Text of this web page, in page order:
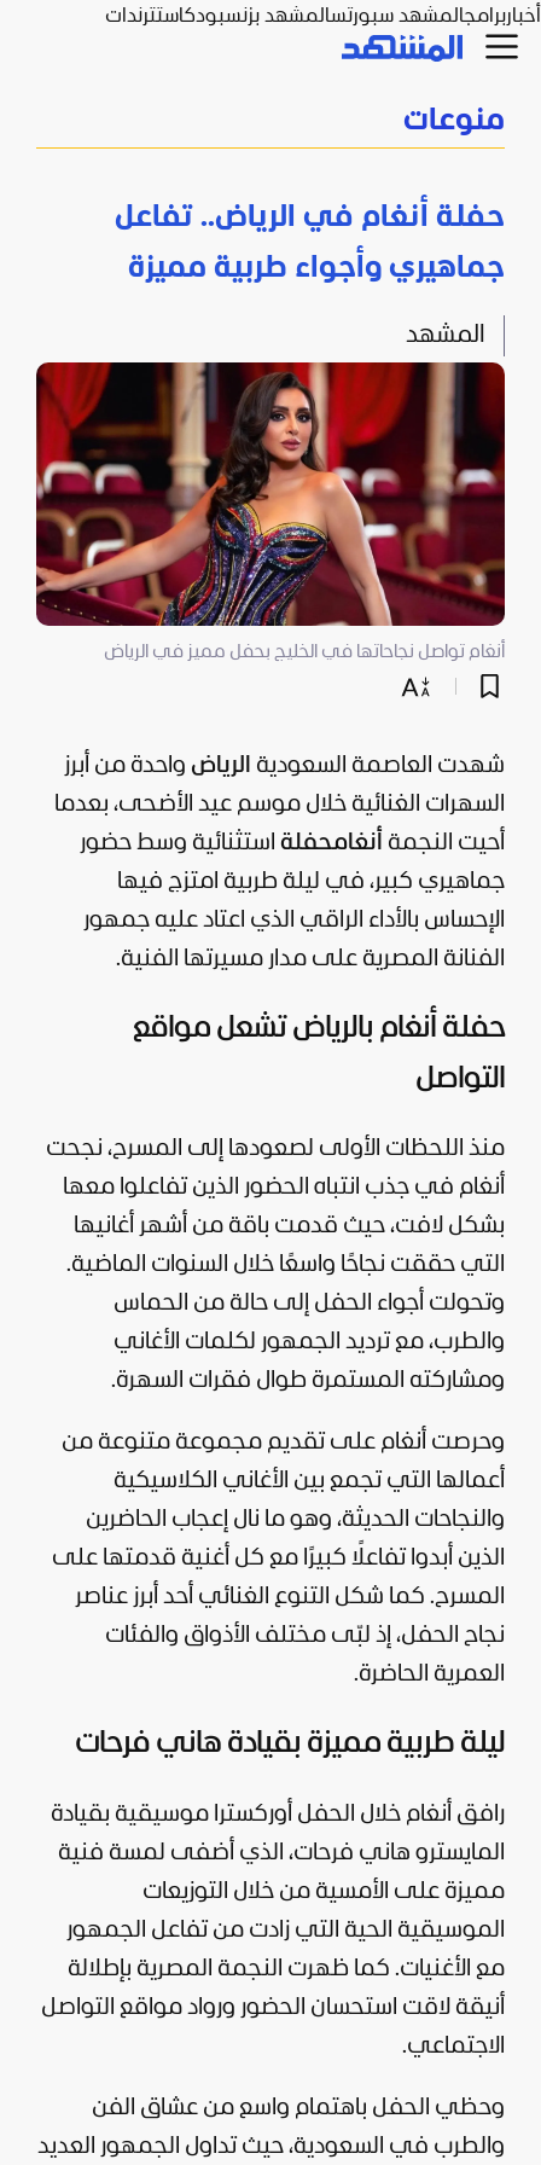
أخباربرامجالمشهد سبورتسالمشهد بزنسبودكاستترندات
منوعات
حفلة أنغام في الرياض.. تفاعل
جماهيري وأجواء طربية مميزة
المشهد
أنغام تواصل نجاحاتها في الخليج بحفل مميز في الرياض
شهدت العاصمة السعودية الرياض واحدة من أبرز
السهرات الغنائية خلال موسم عيد الأضحى، بعدما
أحيت النجمة
أنغامحفلة استثنائية وسط حضور
جماهيري كبير، في ليلة طربية امتزج فيها
الإحساس بالأداء الراقي الذي اعتاد عليه جمهور
الفنانة المصرية على مدار مسيرتها الفنية.
حفلة أنغام بالرياض تشعل مواقع
التواصل
منذ اللحظات الأولى لصعودها إلى المسرح، نجحت
أنغام في جذب انتباه الحضور الذين تفاعلوا معها
بشكل لافت، حيث قدمت باقة من أشهر أغانيها
التي حققت نجاحًا واسعًا خلال السنوات الماضية.
وتحولت أجواء الحفل إلى حالة من الحماس
والطرب، مع ترديد الجمهور لكلمات الأغاني
ومشاركته المستمرة طوال فقرات السهرة.
وحرصت أنغام على تقديم مجموعة متنوعة من
أعمالها التي تجمع بين الأغاني الكلاسيكية
والنجاحات الحديثة، وهو ما نال إعجاب الحاضرين
الذين أبدوا تفاعلًا كبيرًا مع كل أغنية قدمتها على
المسرح. كما شكل التنوع الغنائي أحد أبرز عناصر
نجاح الحفل، إذ لبّى مختلف الأذواق والفئات
العمرية الحاضرة.
ليلة طربية مميزة بقيادة هاني فرحات
رافق أنغام خلال الحفل أوركسترا موسيقية بقيادة
المايسترو هاني فرحات، الذي أضفى لمسة فنية
مميزة على الأمسية من خلال التوزيعات
الموسيقية الحية التي زادت من تفاعل الجمهور
مع الأغنيات. كما ظهرت النجمة المصرية بإطلالة
أنيقة لاقت استحسان الحضور ورواد مواقع التواصل
الاجتماعي.
وحظي الحفل باهتمام واسع من عشاق الفن
والطرب في السعودية، حيث تداول الجمهور العديد